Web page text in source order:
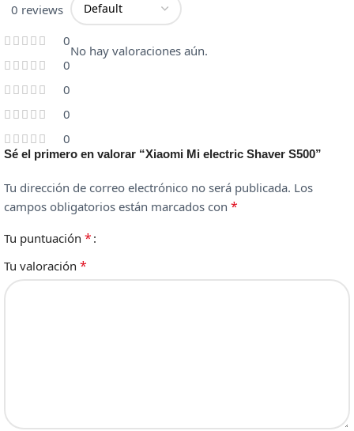
0 reviews
0
0
0
0
0
No hay valoraciones aún.
Sé el primero en valorar “Xiaomi Mi electric Shaver S500”
Tu dirección de correo electrónico no será publicada. Los
campos obligatorios están marcados con *
Tu puntuación *
Tu valoración *